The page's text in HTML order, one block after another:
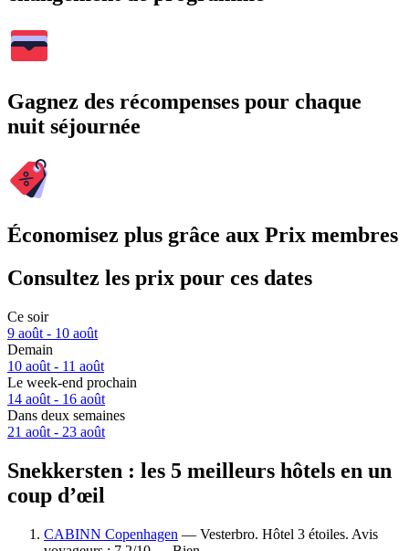
Gagnez des récompenses pour chaque
nuit séjournée
Économisez plus grâce aux Prix membres
Consultez les prix pour ces dates
Ce soir
9 août - 10 août
Demain
10 août - 11 août
Le week-end prochain
14 août - 16 août
Dans deux semaines
21 août - 23 août
Snekkersten : les 5 meilleurs hôtels en un
coup d’œil
CABINN Copenhagen — Vesterbro. Hôtel 3 étoiles. Avis